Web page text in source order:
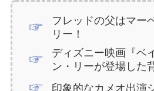
フレッドの父はマー
リー！
ディズニー映画『ベ
ン・リーが登場した
印象的なカメオ出演